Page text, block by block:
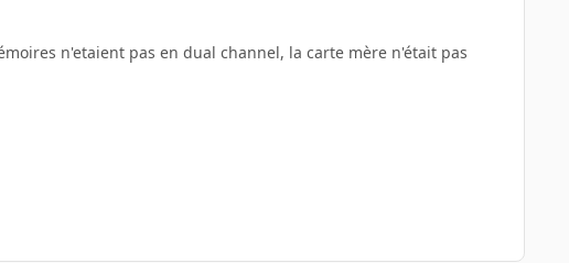
n'etaient pas en dual channel, la carte mère n'était pas